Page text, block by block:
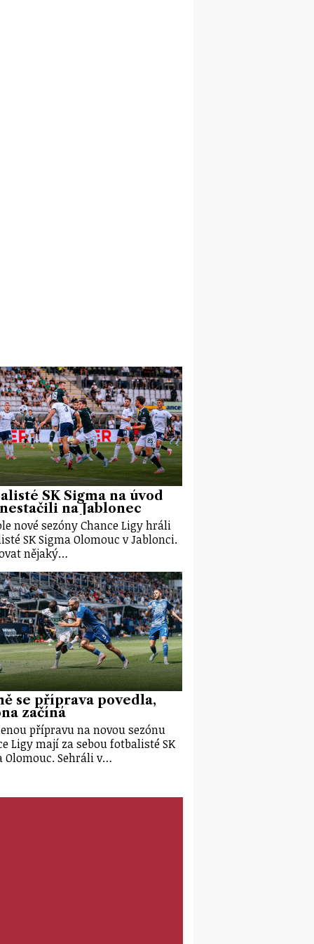
SK Sigma na úvod
na Jablonec
nové sezóny Chance Ligy hráli
SK Sigma Olomouc v Jablonci.
nějaký…
se příprava povedla,
začíná
přípravu na novou sezónu
Ligy mají za sebou fotbalisté SK
Olomouc. Sehráli v…